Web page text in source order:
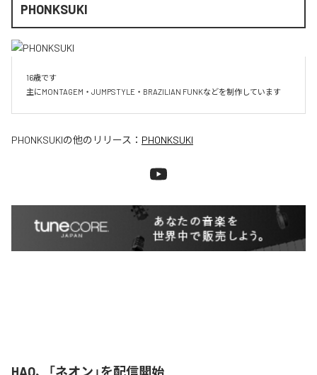
PHONKSUKI
16歳です
主にMONTAGEM・JUMPSTYLE・BRAZILIAN FUNKなどを制作しています
PHONKSUKIの他のリリース： PHONKSUKI
HAQ、「ネオン」を配信開始